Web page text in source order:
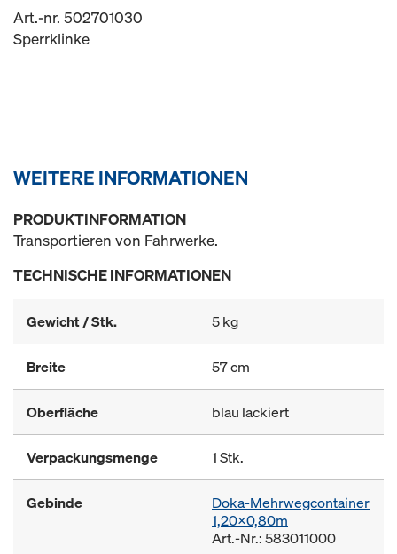
Art.-nr. 502701030
Sperrklinke
WEITERE INFORMATIONEN
PRODUKTINFORMATION
Transportieren von Fahrwerke.
TECHNISCHE INFORMATIONEN
Gewicht / Stk. 5 kg
Breite 57 cm
Oberfläche blau lackiert
Verpackungsmenge 1 Stk.
Gebinde
Doka-Mehrwegcontainer
1,20x0,80m
Art.-Nr.: 583011000